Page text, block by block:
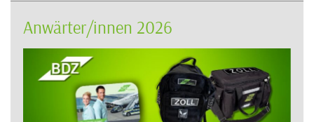
Anwärter/innen 2026